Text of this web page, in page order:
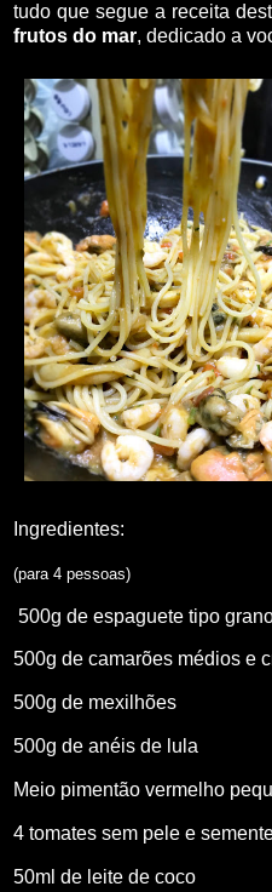
tudo que segue a receita
frutos do mar, dedicado a
Ingredientes:
(para 4 pessoas)
500g de espaguete tipo
500g de camarões médios e
500g de mexilhões
500g de anéis de lula
Meio pimentão vermelho
4 tomates sem pele e
50ml de leite de coco